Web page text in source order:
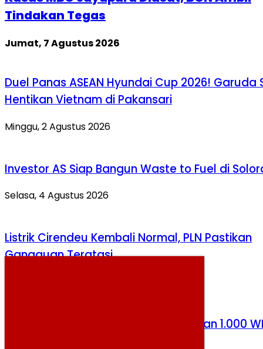
Tindakan Tegas
Jumat, 7 Agustus 2026
Duel Panas ASEAN Hyundai Cup 2026! Garuda
Hentikan Vietnam di Pakansari
Minggu, 2 Agustus 2026
Investor AS Siap Bangun Waste to Fuel di
Selasa, 4 Agustus 2026
Listrik Cirendeu Kembali Normal, PLN Pastikan
Gangguan Teratasi
Prabowo Apresiasi Thailand Pulangkan 1.000